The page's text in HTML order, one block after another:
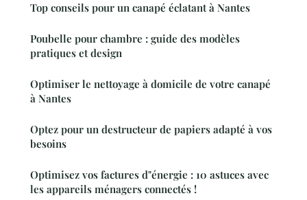
Top conseils pour un canapé éclatant à Nantes
Poubelle pour chambre : guide des modèles
pratiques et design
Optimiser le nettoyage à domicile de votre canapé
à Nantes
Optez pour un destructeur de papiers adapté à vos
besoins
Optimisez vos factures d"énergie : 10 astuces avec
les appareils ménagers connectés !